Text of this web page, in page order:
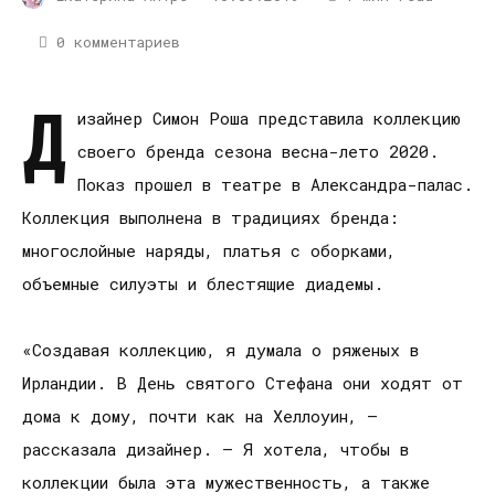
0 комментариев
Д изайнер Симон Роша представила коллекцию
своего бренда сезона весна-лето 2020.
Показ прошел в театре в Александра-палас.
Коллекция выполнена в традициях бренда:
многослойные наряды, платья с оборками,
объемные силуэты и блестящие диадемы.
«Создавая коллекцию, я думала о ряженых в
Ирландии. В День святого Стефана они ходят от
дома к дому, почти как на Хеллоуин, –
рассказала дизайнер. – Я хотела, чтобы в
коллекции была эта мужественность, а также